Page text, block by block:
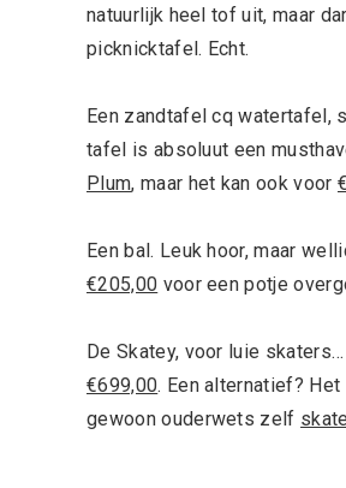
natuurlijk heel tof uit, maar
picknicktafel. Echt.
Een zandtafel cq watertafel,
tafel is absoluut een
Plum, maar het kan ook voor
Een bal. Leuk hoor, maar
€205,00 voor een potje
De Skatey, voor luie
€699,00. Een alternatief?
gewoon ouderwets zelf